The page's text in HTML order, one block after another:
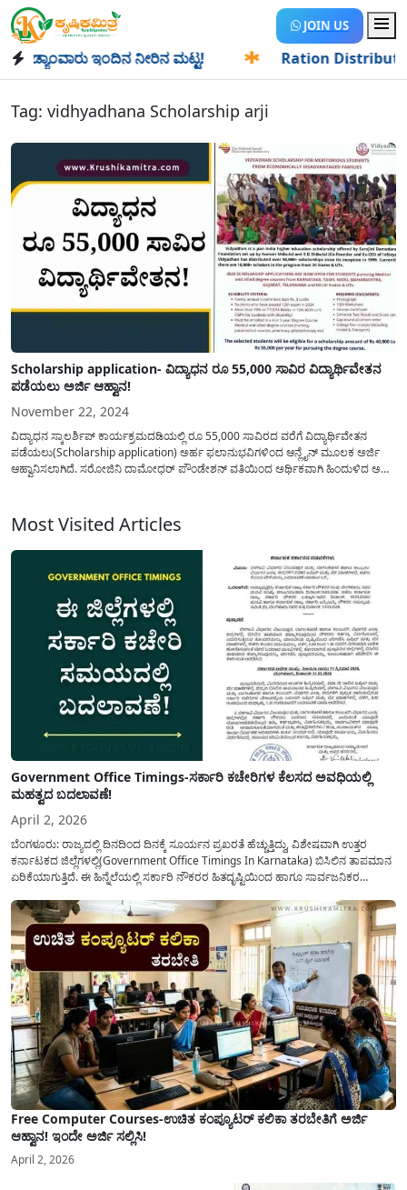
JOIN US
ಇಂದಿನ ನೀರಿನ ಮಟ್ಟ! Ration Distribution-
Tag: vidhyadhana Scholarship arji
Scholarship application- ವಿದ್ಯಾಧನ ರೂ 55,000 ಸಾವಿರ ವಿದ್ಯಾರ್ಥಿವೇತನ
ಪಡೆಯಲು ಅರ್ಜಿ ಆಹ್ವಾನ!
November 22, 2024
ವಿದ್ಯಾಧನ ಸ್ಕಾಲರ್ಶಿಪ್ ಕಾರ್ಯಕ್ರಮದಡಿಯಲ್ಲಿ ರೂ 55,000 ಸಾವಿರದ ವರೆಗೆ ವಿದ್ಯಾರ್ಥಿವೇತನ
ಪಡೆಯಲು(Scholarship application) ಅರ್ಹ ಫಲಾನುಭವಿಗಳಿಂದ ಆನ್ಲೈನ್ ಮೂಲಕ ಅರ್ಜಿ
ಆಹ್ವಾನಿಸಲಾಗಿದೆ. ಸರೋಜಿನಿ ದಾಮೋಧರ್ ಪೌಂಡೇಶನ್ ವತಿಯಿಂದ ಅರ್ಥಿಕವಾಗಿ ಹಿಂದುಳಿದ ಅರ್ಹ
Most Visited Articles
Government Office Timings-ಸರ್ಕಾರಿ ಕಚೇರಿಗಳ ಕೆಲಸದ ಅವಧಿಯಲ್ಲಿ
ಮಹತ್ವದ ಬದಲಾವಣೆ!
April 2, 2026
ಬೆಂಗಳೂರು: ರಾಜ್ಯದಲ್ಲಿ ದಿನದಿಂದ ದಿನಕ್ಕೆ ಸೂರ್ಯನ ಪ್ರಖರತೆ ಹೆಚ್ಚುತ್ತಿದ್ದು, ವಿಶೇಷವಾಗಿ ಉತ್ತರ
ಕರ್ನಾಟಕದ ಜಿಲ್ಲೆಗಳಲ್ಲಿ(Government Office Timings In Karnataka) ಬಿಸಿಲಿನ ತಾಪಮಾನ
ಏರಿಕೆಯಾಗುತ್ತಿದೆ. ಈ ಹಿನ್ನೆಲೆಯಲ್ಲಿ ಸರ್ಕಾರಿ ನೌಕರರ ಹಿತದೃಷ್ಟಿಯಿಂದ ಹಾಗೂ ಸಾರ್ವಜನಿಕರ
ಮತ್ತು ಕಲ್ಯಾಣ ಕರ್ನಾಟಕದ ಒಟ್ಟು 9 ಜಿಲ್ಲೆಗಳಲ್ಲಿ ಏಪ್ರಿಲ್...
Free Computer Courses-ಉಚಿತ ಕಂಪ್ಯೂಟರ್ ಕಲಿಕಾ ತರಬೇತಿಗೆ ಅರ್ಜಿ
ಆಹ್ವಾನ! ಇಂದೇ ಅರ್ಜಿ ಸಲ್ಲಿಸಿ!
April 2, 2026